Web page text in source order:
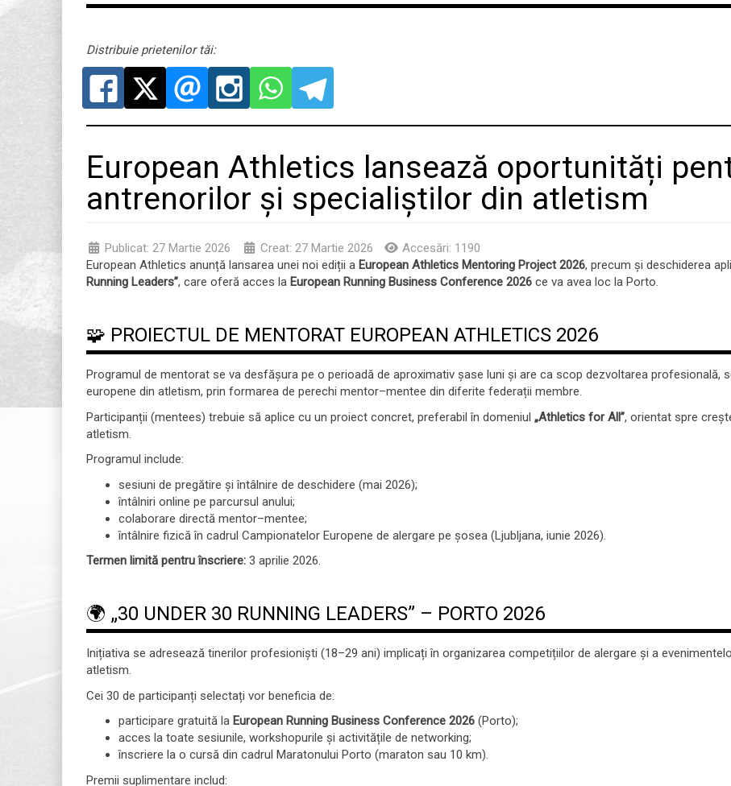
Distribuie prietenilor tăi:
European Athletics lansează oportunități
antrenorilor și specialiștilor din atletism
Publicat: 27 Martie 2026 Creat: 27 Martie 2026
Accesări: 1190
European Athletics anunță lansarea unei noi ediții a European Athletics Mentoring Project 2026, precum și deschiderea
Running Leaders”, care oferă acces la European Running Business Conference 2026 ce va avea loc la Porto.
🧩 PROIECTUL DE MENTORAT EUROPEAN ATHLETICS 2026
Programul de mentorat se va desfășura pe o perioadă de aproximativ șase luni și are ca scop dezvoltarea profesională,
europene din atletism, prin formarea de perechi mentor–mentee din diferite federații membre.
Participanții (mentees) trebuie să aplice cu un proiect concret, preferabil în domeniul „Athletics for All”, orientat spre
atletism.
Programul include:
sesiuni de pregătire și întâlnire de deschidere (mai 2026);
întâlniri online pe parcursul anului;
colaborare directă mentor–mentee;
întâlnire fizică în cadrul Campionatelor Europene de alergare pe șosea (Ljubljana, iunie 2026).
Termen limită pentru înscriere: 3 aprilie 2026.
🌍 „30 UNDER 30 RUNNING LEADERS” – PORTO 2026
Inițiativa se adresează tinerilor profesioniști (18–29 ani) implicați în organizarea competițiilor de alergare și a
atletism.
Cei 30 de participanți selectați vor beneficia de:
participare gratuită la European Running Business Conference 2026 (Porto);
acces la toate sesiunile, workshopurile și activitățile de networking;
înscriere la o cursă din cadrul Maratonului Porto (maraton sau 10 km).
Premii suplimentare includ: